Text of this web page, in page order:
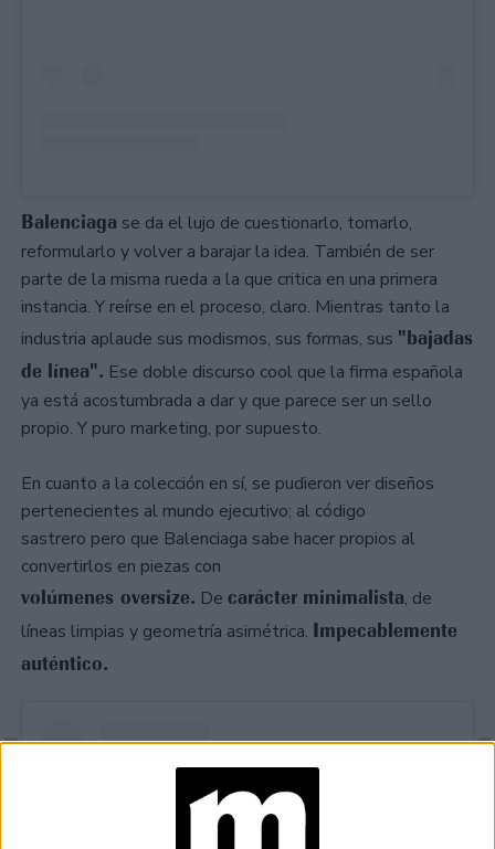
Balenciaga se da el lujo de cuestionarlo, tomarlo,
reformularlo y volver a barajar la idea. También de ser
parte de la misma rueda a la que critica en una primera
instancia. Y reírse en el proceso, claro. Mientras tanto la
industria aplaude sus modismos, sus formas, sus "bajadas
de línea". Ese doble discurso cool que la firma española
ya está acostumbrada a dar y que parece ser un sello
propio. Y puro marketing, por supuesto.
En cuanto a la colección en sí, se pudieron ver diseños
pertenecientes al mundo ejecutivo; al código
sastrero pero que Balenciaga sabe hacer propios al
convertirlos en piezas con
volúmenes oversize. De carácter minimalista, de
líneas limpias y geometría asimétrica. Impecablemente
auténtico.